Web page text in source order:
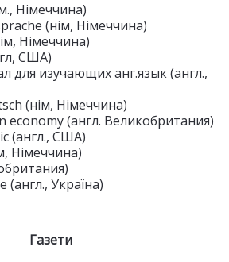
Німеччина)
(нім, Німеччина)
Німеччина)
США)
для изучающих анг.язык (англ.,
(нім, Німеччина)
economy (англ. Великобритания)
(англ., США)
Німеччина)
Україна)
Газети